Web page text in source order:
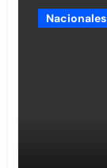
Nacionales